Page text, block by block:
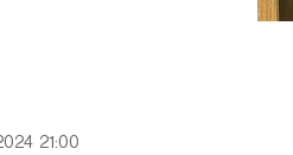
21:00